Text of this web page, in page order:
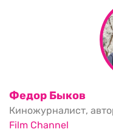
Федор Быков
Киножурналист,
Film Channel